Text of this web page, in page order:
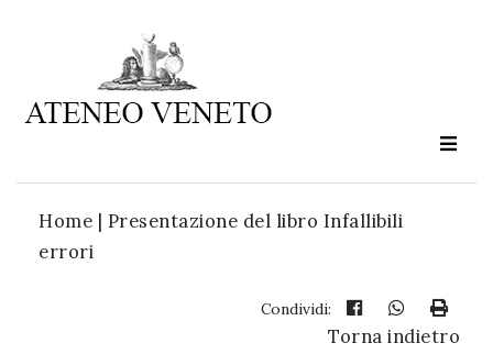
Home | Presentazione del libro Infallibili
errori
Condividi:
Torna indietro
Ateneo
è
cultura